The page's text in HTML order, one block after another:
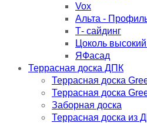
Vox
Альта -
Т- сайдинг
Цоколь
ЯФасад
Террасная доска ДПК
Террасная доска
Террасная доска
Заборная доска
Террасная доска из